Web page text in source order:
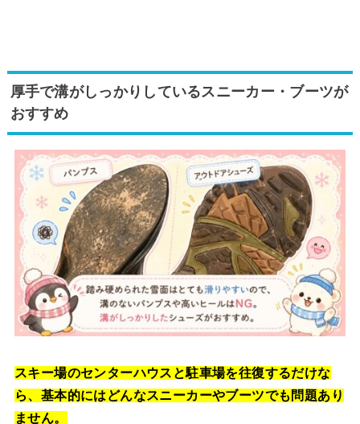
厚手で溝がしっかりしているスニーカー・ブーツが
おすすめ
スキー場のセンターハウスと駐車場を往復するだけな
ら、基本的にはどんなスニーカーやブーツでも問題あり
ません。